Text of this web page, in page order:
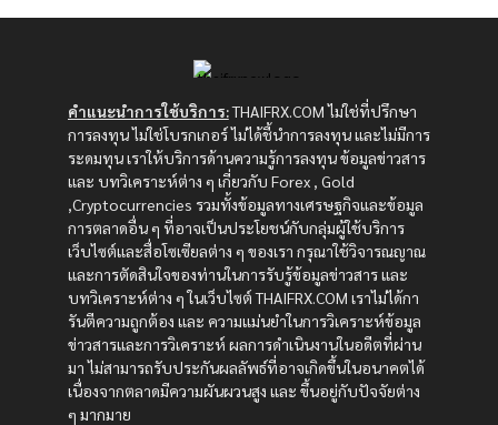
คำแนะนำการใช้บริการ:THAIFRX.COM ไม่ใช่ที่ปรึกษา
การลงทุน ไม่ใช่โบรกเกอร์ ไม่ได้ชี้นำการลงทุน และไม่มีการ
ระดมทุน เราให้บริการด้านความรู้การลงทุน ข้อมูลข่าวสาร
และ บทวิเคราะห์ต่าง ๆ เกี่ยวกับ Forex , Gold
,Cryptocurrencies รวมทั้งข้อมูลทางเศรษฐกิจและข้อมูล
การตลาดอื่น ๆ ที่อาจเป็นประโยชน์กับกลุ่มผู้ใช้บริการ
เว็บไซต์และสื่อโซเซียลต่าง ๆ ของเรา กรุณาใช้วิจารณญาณ
และการตัดสินใจของท่านในการรับรู้ข้อมูลข่าวสาร และ
บทวิเคราะห์ต่าง ๆ ในเว็บไซต์ THAIFRX.COM เราไม่ได้กา
รันตีความถูกต้อง และ ความแม่นยำในการวิเคราะห์ข้อมูล
ข่าวสารและการวิเคราะห์ ผลการดำเนินงานในอดีตที่ผ่าน
มา ไม่สามารถรับประกันผลลัพธ์ที่อาจเกิดขึ้นในอนาคตได้
เนื่องจากตลาดมีความผันผวนสูง และ ขึ้นอยู่กับปัจจัยต่าง
ๆ มากมาย